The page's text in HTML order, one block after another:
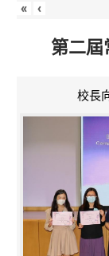
« ‹
第二
校長